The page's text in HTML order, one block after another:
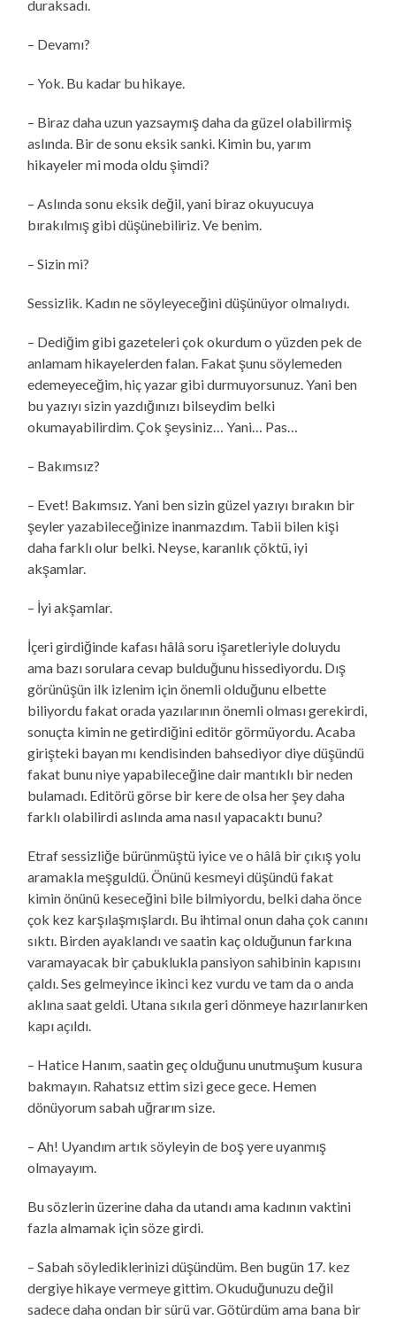
duraksadı.
– Devamı?
– Yok. Bu kadar bu hikaye.
– Biraz daha uzun yazsaymış daha da güzel olabilirmiş
aslında. Bir de sonu eksik sanki. Kimin bu, yarım
hikayeler mi moda oldu şimdi?
– Aslında sonu eksik değil, yani biraz okuyucuya
bırakılmış gibi düşünebiliriz. Ve benim.
– Sizin mi?
Sessizlik. Kadın ne söyleyeceğini düşünüyor olmalıydı.
– Dediğim gibi gazeteleri çok okurdum o yüzden pek de
anlamam hikayelerden falan. Fakat şunu söylemeden
edemeyeceğim, hiç yazar gibi durmuyorsunuz. Yani ben
bu yazıyı sizin yazdığınızı bilseydim belki
okumayabilirdim. Çok şeysiniz… Yani… Pas…
– Bakımsız?
– Evet! Bakımsız. Yani ben sizin güzel yazıyı bırakın bir
şeyler yazabileceğinize inanmazdım. Tabii bilen kişi
daha farklı olur belki. Neyse, karanlık çöktü, iyi
akşamlar.
– İyi akşamlar.
İçeri girdiğinde kafası hâlâ soru işaretleriyle doluydu
ama bazı sorulara cevap bulduğunu hissediyordu. Dış
görünüşün ilk izlenim için önemli olduğunu elbette
biliyordu fakat orada yazılarının önemli olması gerekirdi,
sonuçta kimin ne getirdiğini editör görmüyordu. Acaba
girişteki bayan mı kendisinden bahsediyor diye düşündü
fakat bunu niye yapabileceğine dair mantıklı bir neden
bulamadı. Editörü görse bir kere de olsa her şey daha
farklı olabilirdi aslında ama nasıl yapacaktı bunu?
Etraf sessizliğe bürünmüştü iyice ve o hâlâ bir çıkış yolu
aramakla meşguldü. Önünü kesmeyi düşündü fakat
kimin önünü keseceğini bile bilmiyordu, belki daha önce
çok kez karşılaşmışlardı. Bu ihtimal onun daha çok canını
sıktı. Birden ayaklandı ve saatin kaç olduğunun farkına
varamayacak bir çabuklukla pansiyon sahibinin kapısını
çaldı. Ses gelmeyince ikinci kez vurdu ve tam da o anda
aklına saat geldi. Utana sıkıla geri dönmeye hazırlanırken
kapı açıldı.
– Hatice Hanım, saatin geç olduğunu unutmuşum kusura
bakmayın. Rahatsız ettim sizi gece gece. Hemen
dönüyorum sabah uğrarım size.
– Ah! Uyandım artık söyleyin de boş yere uyanmış
olmayayım.
Bu sözlerin üzerine daha da utandı ama kadının vaktini
fazla almamak için söze girdi.
– Sabah söylediklerinizi düşündüm. Ben bugün 17. kez
dergiye hikaye vermeye gittim. Okuduğunuzu değil
sadece daha ondan bir sürü var. Götürdüm ama bana bir